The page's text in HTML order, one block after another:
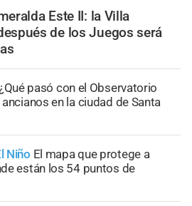
Este II: la Villa
de los Juegos será
¿Qué pasó con el Observatorio
en la ciudad de Santa
Niño El mapa que protege a
están los 54 puntos de